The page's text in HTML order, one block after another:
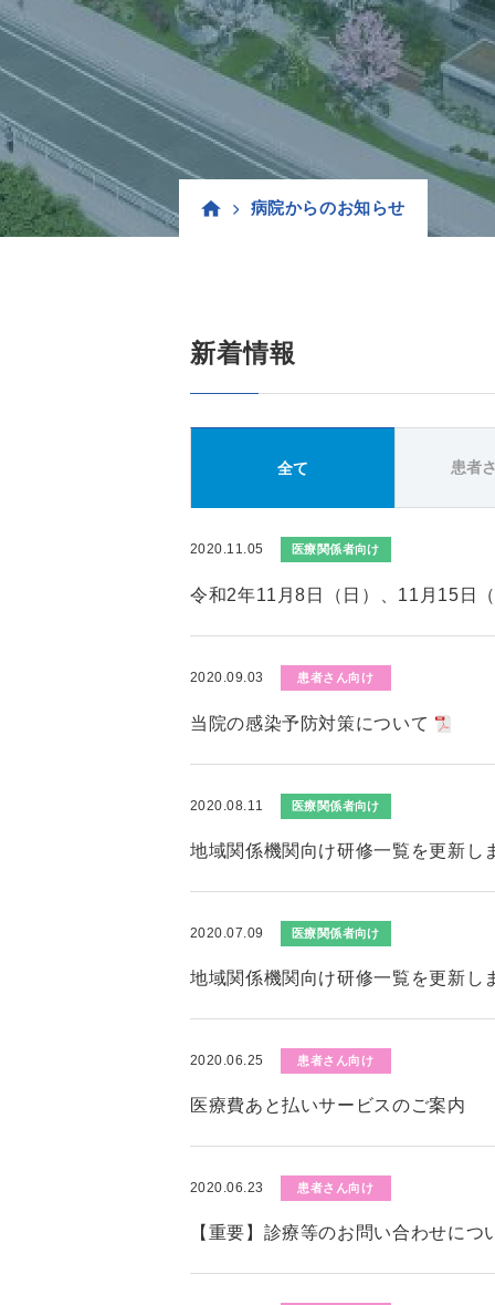
病院からのお知らせ
新着情報
全て 患者
2020.11.05 医療関係者向け
令和2年11月8日（日）、11月15日
2020.09.03 患者さん向け
当院の感染予防対策について
2020.08.11 医療関係者向け
地域関係機関向け研修一覧を更新し
2020.07.09 医療関係者向け
地域関係機関向け研修一覧を更新し
2020.06.25 患者さん向け
医療費あと払いサービスのご案内
2020.06.23 患者さん向け
【重要】診療等のお問い合わせにつ